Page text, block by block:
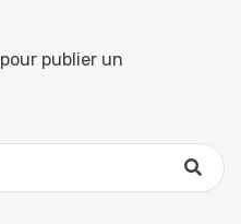
pour publier un